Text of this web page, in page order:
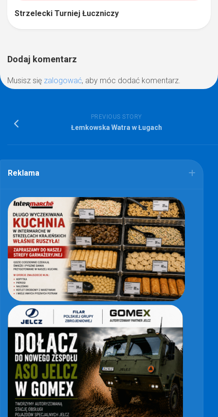
Strzelecki Turniej Łuczniczy
Dodaj komentarz
Musisz się zalogować, aby móc dodać komentarz.
PREVIOUS STORY
Łemkowska Watra w Ługach
Reklama